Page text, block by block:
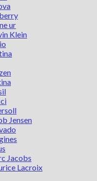
ur
Klein
Jensen
Jacobs
Lacroix